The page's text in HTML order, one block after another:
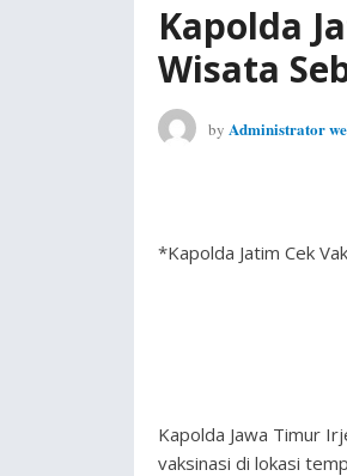
Kapolda
Wisata
by Administrator
*Kapolda Jatim Cek
Kapolda Jawa Timur
vaksinasi di lokasi